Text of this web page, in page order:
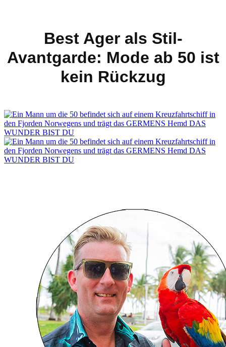
Best Ager als Stil-
Avantgarde: Mode ab 50 ist
kein Rückzug